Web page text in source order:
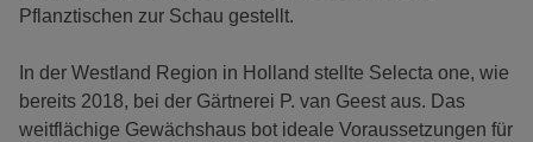
Pflanztischen zur Schau gestellt.
In der Westland Region in Holland stellte Selecta one, wie
bereits 2018, bei der Gärtnerei P. van Geest aus. Das
weitflächige Gewächshaus bot ideale Voraussetzungen für